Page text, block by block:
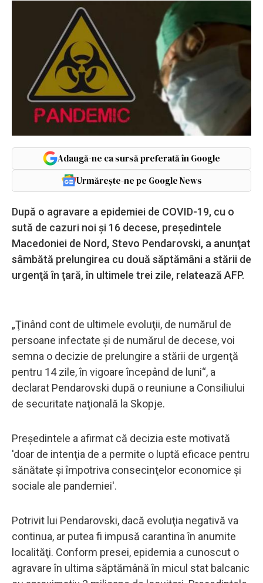
Adaugă-ne ca sursă preferată în Google
Urmărește-ne pe Google News
După o agravare a epidemiei de COVID-19, cu o
sută de cazuri noi şi 16 decese, preşedintele
Macedoniei de Nord, Stevo Pendarovski, a anunţat
sâmbătă prelungirea cu două săptămâni a stării de
urgenţă în ţară, în ultimele trei zile, relatează AFP.
„Ţinând cont de ultimele evoluţii, de numărul de
persoane infectate şi de numărul de decese, voi
semna o decizie de prelungire a stării de urgenţă
pentru 14 zile, în vigoare începând de luni“, a
declarat Pendarovski după o reuniune a Consiliului
de securitate naţională la Skopje.
Preşedintele a afirmat că decizia este motivată
'doar de intenţia de a permite o luptă eficace pentru
sănătate şi împotriva consecinţelor economice şi
sociale ale pandemiei'.
Potrivit lui Pendarovski, dacă evoluţia negativă va
continua, ar putea fi impusă carantina în anumite
localităţi. Conform presei, epidemia a cunoscut o
agravare în ultima săptămână în micul stat balcanic